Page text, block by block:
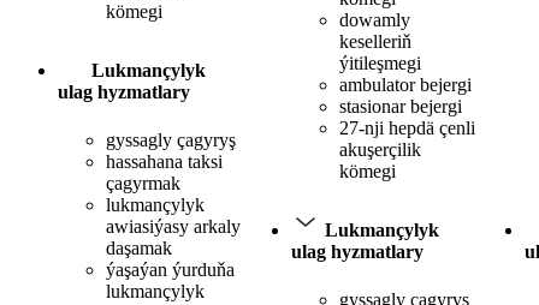
kömegi
Lukmançylyk
ulag hyzmatlary
gyssagly çagyryş
hassahana taksi
çagyrmak
lukmançylyk
awiasiýasy arkaly
daşamak
ýaşaýan ýurduňa
lukmançylyk
dowamly
keselleriň
ýitileşmegi
ambulator bejergi
stasionar bejergi
27-nji hepdä çenli
akuşerçilik
kömegi
Lukmançylyk
ulag hyzmatlary
gyssagly çagyryş